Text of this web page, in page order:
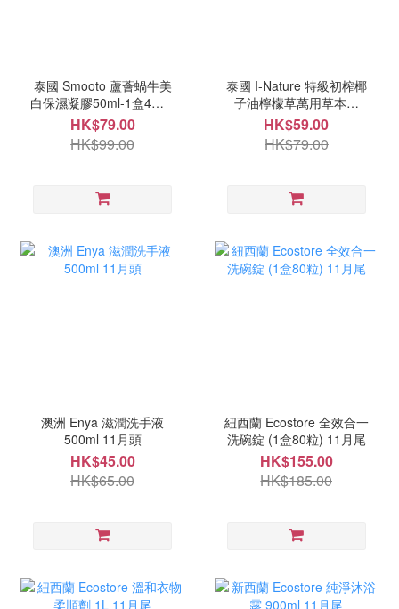
泰國 Smooto 蘆薈蝸牛美
白保濕凝膠50ml-1盒4包 9
月尾
HK$79.00
HK$99.00
泰國 I-Nature 特級初榨椰
子油檸檬草萬用草本膏
35g 9月尾
HK$59.00
HK$79.00
澳洲 Enya 滋潤洗手液
500ml 11月頭
HK$45.00
HK$65.00
紐西蘭 Ecostore 全效合一
洗碗錠 (1盒80粒) 11月尾
HK$155.00
HK$185.00